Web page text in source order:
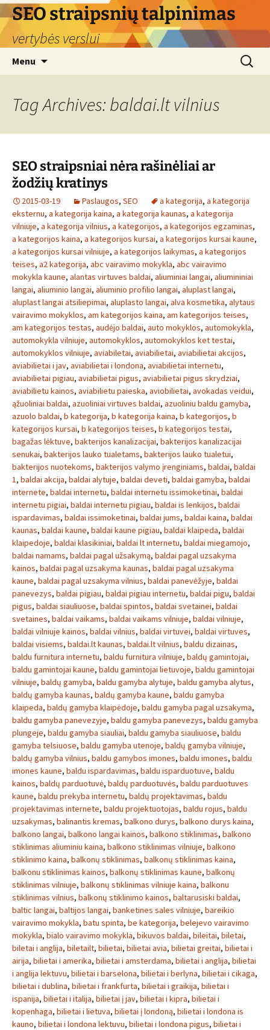
Skip
to
content
SEO straipsnių talpinimas
vertybės verslui
Menu
Search
for:
Tag Archives: baldai.lt vilnius
SEO straipsniai nėra rašinėliai ar
žodžių kratinys
2015-03-19 Paslaugos, SEO a kategorija, a kategorija
eksternu, a kategorija kaina, a kategorija kaunas, a kategorija
vilniuje, a kategorija vilnius, a kategorijos, a kategorijos egzaminas,
a kategorijos kaina, a kategorijos kursai, a kategorijos kursai kaune,
a kategorijos kursai vilniuje, a kategorijos laikymas, a kategorijos
teises, a2 kategorija, abc vairavimo mokykla, abc vairavimo
mokykla kaune, alantas virtuves baldai, aliuminiai langai, aliumininiai
langai, aliuminio langai, aliuminio profilio langai, aluplast langai,
aluplast langai atsiliepimai, aluplasto langai, alva kosmetika, alytaus
vairavimo mokyklos, am kategorijos kaina, am kategorijos teises,
am kategorijos testas, audėjo baldai, auto mokyklos, automokykla,
automokykla vilniuje, automokyklos, automokyklos ket testai,
automokyklos vilniuje, aviabiletai, aviabilietai, aviabilietai akcijos,
aviabilietai i jav, aviabilietai i londona, aviabilietai internetu,
aviabilietai pigiau, aviabilietai pigus, aviabilietai pigus skrydziai,
aviabilietu kainos, aviabilietu paieska, aviobilietai, avokadas veidui,
ąžuoliniai baldai, azuoliniai virtuves baldai, azuoliniu baldu gamyba,
azuolo baldai, b kategorija, b kategorija kaina, b kategorijos, b
kategorijos kursai, b kategorijos teises, b kategorijos testai,
bagažas lėktuve, bakterijos kanalizacijai, bakterijos kanalizacijai
senukai, bakterijos lauko tualetams, bakterijos lauko tualetui,
bakterijos nuotekoms, bakterijos valymo įrenginiams, baldai, baldai
1, baldai akcija, baldai alytuje, baldai deveti, baldai gamyba, baldai
internete, baldai internetu, baldai internetu issimoketinai, baldai
internetu pigiai, baldai internetu pigiau, baldai is lenkijos, baldai
ispardavimas, baldai issimoketinai, baldai jums, baldai kaina, baldai
kaunas, baldai kaune, baldai kaune pigiau, baldai klaipeda, baldai
klaipedoje, baldai klasikiniai, baldai lt internetu, baldai miegamojo,
baldai namams, baldai pagal užsakymą, baldai pagal uzsakyma
kainos, baldai pagal uzsakyma kaunas, baldai pagal uzsakyma
kaune, baldai pagal uzsakyma vilnius, baldai panevėžyje, baldai
panevezys, baldai pigiau, baldai pigiau internetu, baldai pigu, baldai
pigus, baldai siauliuose, baldai spintos, baldai svetainei, baldai
svetaines, baldai vaikams, baldai vaikams vilniuje, baldai vilniuje,
baldai vilniuje kainos, baldai vilnius, baldai virtuvei, baldai virtuves,
baldai visiems, baldai.lt kaunas, baldai.lt vilnius, baldu dizainas,
baldu furnitura internetu, baldu furnitura vilniuje, baldų gamintojai,
baldu gamintojai kaune, baldu gamintojai lietuvoje, baldu gamintojai
vilniuje, baldų gamyba, baldu gamyba alytuje, baldu gamyba alytus,
baldų gamyba kaunas, baldų gamyba kaune, baldu gamyba
klaipeda, baldų gamyba klaipėdoje, baldu gamyba pagal uzsakyma,
baldu gamyba panevezyje, baldu gamyba panevezys, baldu gamyba
plungeje, baldu gamyba siauliai, baldu gamyba siauliuose, baldu
gamyba telsiuose, baldu gamyba utenoje, baldų gamyba vilniuje,
baldų gamyba vilnius, baldu gamybos imones, baldu imones, baldu
imones kaune, baldu ispardavimas, baldu isparduotuve, baldu
kainos, baldų parduotuvė, baldų parduotuvės, baldu parduotuves
kaune, baldu prekyba internetu, baldų projektavimas, baldu
projektavimas internete, baldu projektuotojas, baldu rojus, baldu
uzsakymas, balinantis kremas, balkono durys, balkono durys kaina,
balkono langai, balkono langai kainos, balkono stiklinimas, balkono
stiklinimas aliuminiu kaina, balkono stiklinimas vilniuje, balkono
stiklinimo kaina, balkonų stiklinimas, balkonų stiklinimas kaina,
balkonu stiklinimas kainos, balkonų stiklinimas kaune, balkonų
stiklinimas vilniuje, balkonų stiklinimas vilniuje kaina, balkonu
stiklinimas vilnius, balkonų stiklinimo kainos, baltarusiski baldai,
baltic langai, baltijos langai, banketines sales vilniuje, bareikio
vairavimo mokykla, batu spinta, be kategorija, belejevo vairavimo
mokykla, bialo vairavimo mokykla, bikuvos baldai, bileitai, biletai,
biletai i anglija, biletailt, bilietai, bilietai avia, bilietai greitai, bilietai i
airija, bilietai i amerika, bilietai i amsterdama, bilietai i anglija, bilietai
i anglija lektuvu, bilietai i barselona, bilietai i berlyna, bilietai i cikaga,
bilietai i dublina, bilietai i frankfurta, bilietai i graikija, bilietai i
ispanija, bilietai i italija, bilietai į jav, bilietai i kipra, bilietai i
kopenhaga, bilietai i lietuva, bilietai į londoną, bilietai i londona is
kauno, bilietai i londona lektuvu, bilietai i londona pigus, bilietai i